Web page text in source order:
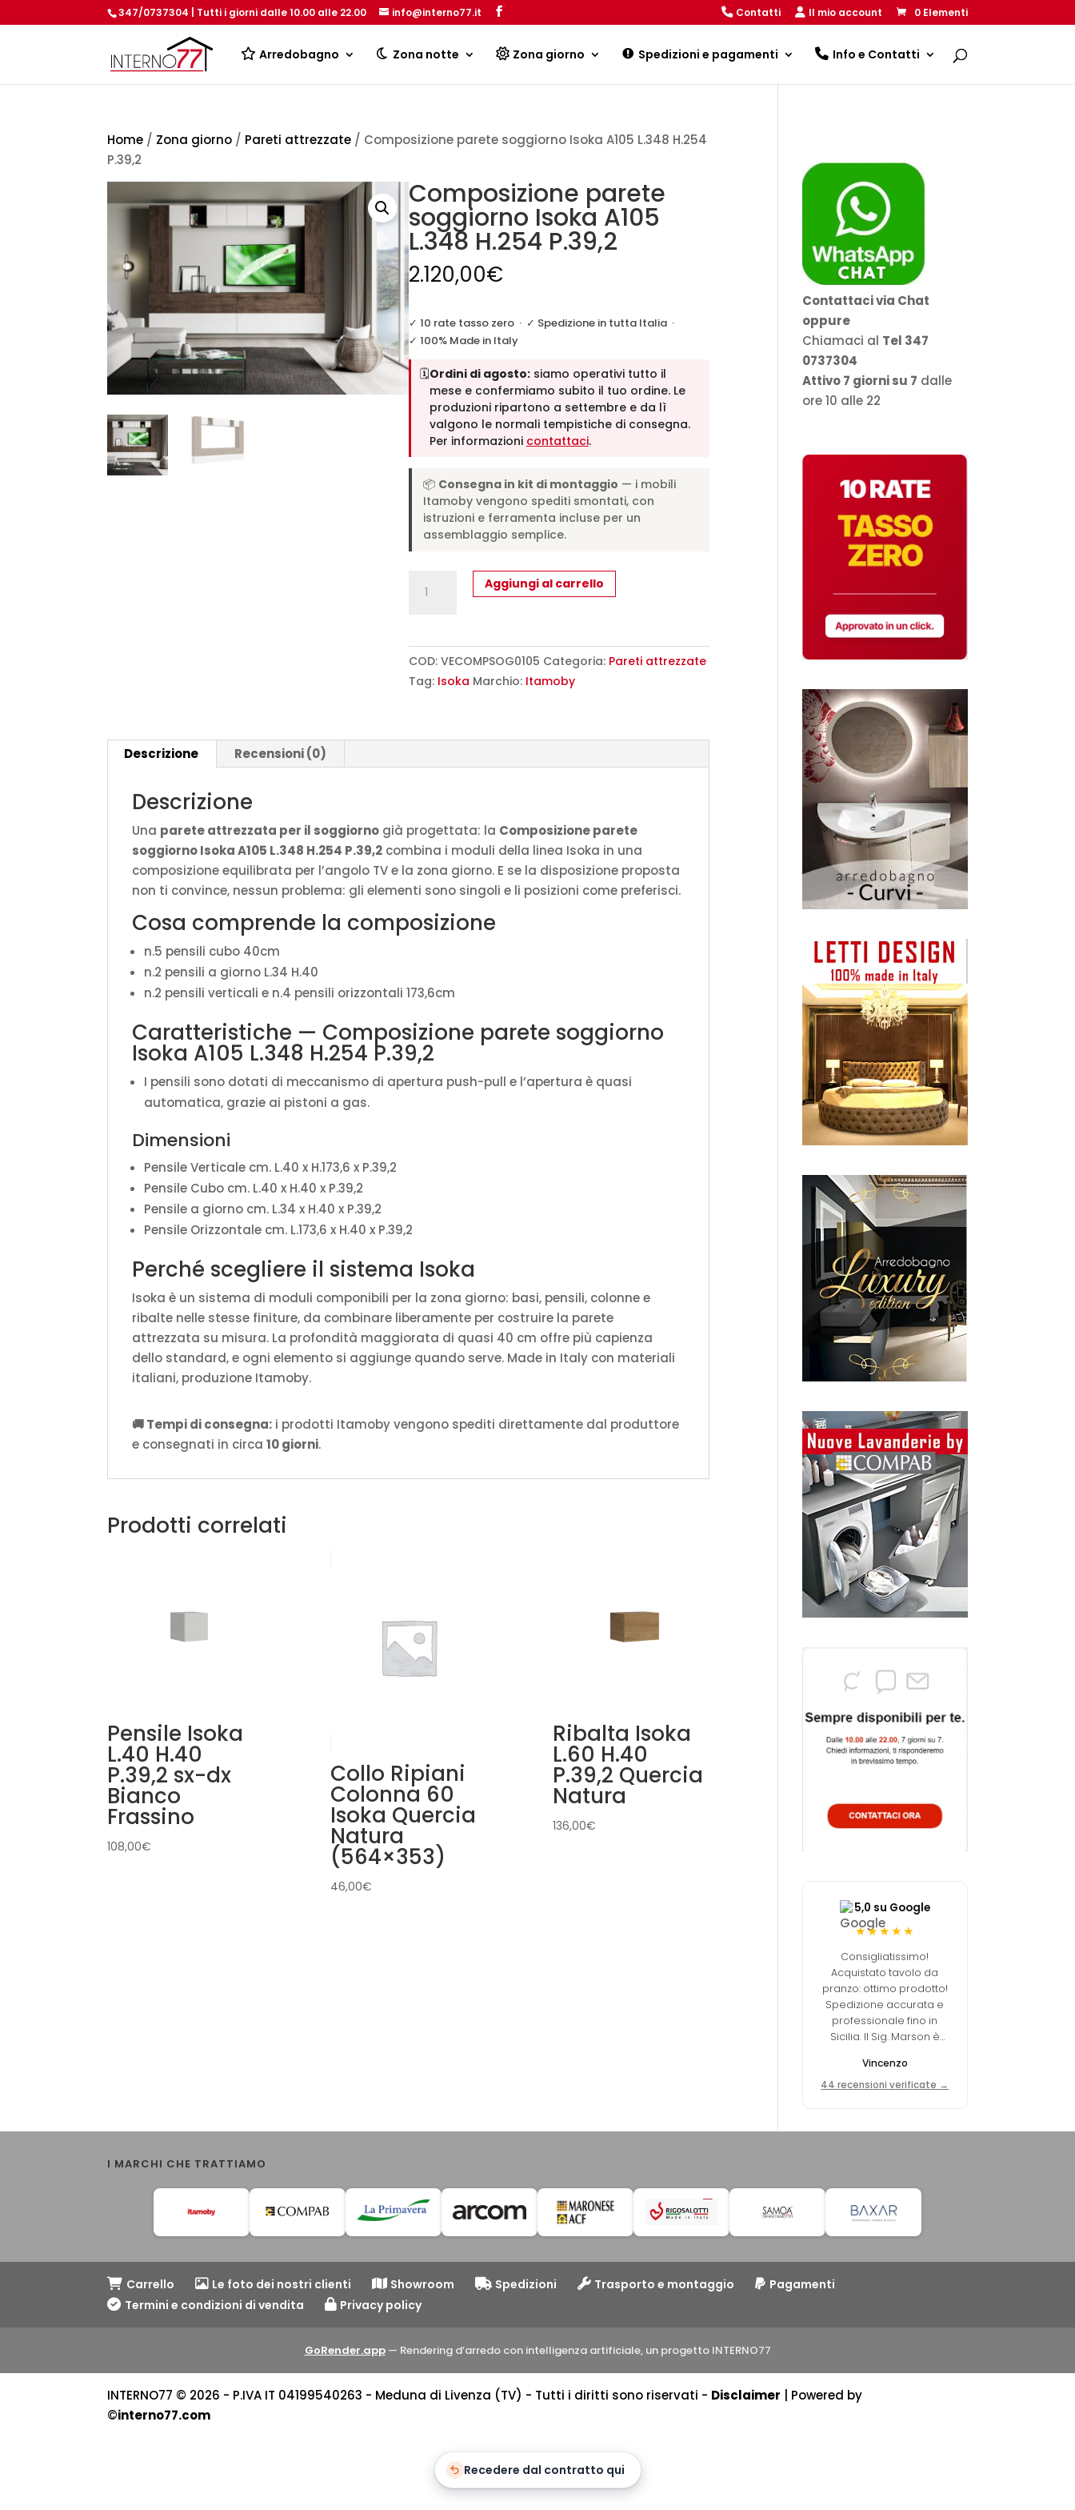
347/0737304 | Tutti i giorni dalle 10.00 alle 22.00 info@interno77.it Contatti Il mio account 0 Elementi
Arredobagno Zona notte Zona giorno Spedizioni e pagamenti Info e Contatti
Products
Home / Zona giorno / Pareti attrezzate / Composizione parete soggiorno Isoka A105 L.348 H.254
P.39,2
Composizione parete
soggiorno Isoka A105
L.348 H.254 P.39,2
2.120,00€
✓ 10 rate tasso zero· ✓ Spedizione in tutta Italia·
✓ 100% Made in Italy
🗓️Ordini di agosto:siamo operativi tutto il
mese e confermiamo subito il tuo ordine. Le
produzioni ripartono a settembre e da lì
valgono le normali tempistiche di consegna.
Per informazioni contattaci.
📦 Consegna in kit di montaggio — i mobili
Itamoby vengono spediti smontati, con
istruzioni e ferramenta incluse per un
assemblaggio semplice.
Composizione
parete
A105
L.348
quantità
Aggiungi al carrello
COD: VECOMPSOG0105 Categoria: Pareti attrezzate
Tag: Isoka Marchio: Itamoby
Descrizione Recensioni (0)
Descrizione
Una parete attrezzata per il soggiorno già progettata: la Composizione parete
soggiorno Isoka A105 L.348 H.254 P.39,2 combina i moduli della linea Isoka in una
composizione equilibrata per l’angolo TV e la zona giorno. E se la disposizione proposta
non ti convince, nessun problema: gli elementi sono singoli e li posizioni come preferisci.
Cosa comprende la composizione
n.5 pensili cubo 40cm
n.2 pensili a giorno L.34 H.40
n.2 pensili verticali e n.4 pensili orizzontali 173,6cm
Caratteristiche — Composizione parete soggiorno
Isoka A105 L.348 H.254 P.39,2
I pensili sono dotati di meccanismo di apertura push-pull e l’apertura è quasi
automatica, grazie ai pistoni a gas.
Dimensioni
Pensile Verticale cm. L.40 x H.173,6 x P.39,2
Pensile Cubo cm. L.40 x H.40 x P.39,2
Pensile a giorno cm. L.34 x H.40 x P.39,2
Pensile Orizzontale cm. L.173,6 x H.40 x P.39,2
Perché scegliere il sistema Isoka
Isoka è un sistema di moduli componibili per la zona giorno: basi, pensili, colonne e
ribalte nelle stesse finiture, da combinare liberamente per costruire la parete
attrezzata su misura. La profondità maggiorata di quasi 40 cm offre più capienza
dello standard, e ogni elemento si aggiunge quando serve. Made in Italy con materiali
italiani, produzione Itamoby.
🚚 Tempi di consegna: i prodotti Itamoby vengono spediti direttamente dal produttore
e consegnati in circa10 giorni.
Prodotti correlati
Pensile Isoka
L.40 H.40
P.39,2 sx-dx
Bianco
Frassino
108,00€
Collo Ripiani
Colonna 60
Isoka Quercia
Natura
(564×353)
46,00€
Ribalta Isoka
L.60 H.40
P.39,2 Quercia
Natura
136,00€
Contattaci via Chat
oppure
Chiamaci al Tel 347
0737304
Attivo 7 giorni su 7 dalle
ore 10 alle 22
5,0 su Google
★★★★★
Consigliatissimo!
Acquistato tavolo da
pranzo: ottimo prodotto!
Spedizione accurata e
professionale fino in
Sicilia. Il Sig. Marson è
e preciso in tutto.
Vincenzo
44 recensioni verificate →
I MARCHI CHE TRATTIAMO
Carrello Le foto dei nostri clienti Showroom Spedizioni Trasporto e montaggio
Pagamenti
Termini e condizioni di vendita
Privacy policy
GoRender.app— Rendering d’arredo con intelligenza artificiale, un progetto INTERNO77
INTERNO77 © 2026 - P.IVA IT 04199540263 - Meduna di Livenza (TV) - Tutti i diritti sono riservati - Disclaimer | Powered by
©interno77.com
Recedere dal contratto qui